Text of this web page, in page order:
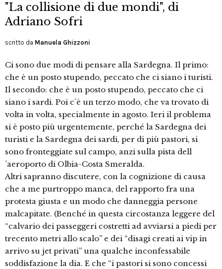
"La collisione di due mondi", di
Adriano Sofri
scritto da Manuela Ghizzoni
Ci sono due modi di pensare alla Sardegna. Il primo:
che è un posto stupendo, peccato che ci siano i turisti.
Il secondo: che è un posto stupendo, peccato che ci
siano i sardi. Poi c´è un terzo modo, che va trovato di
volta in volta, specialmente in agosto. Ieri il problema
si è posto più urgentemente, perché la Sardegna dei
turisti e la Sardegna dei sardi, per di più pastori, si
sono fronteggiate sul campo, anzi sulla pista dell
´aeroporto di Olbia-Costa Smeralda.
Altri sapranno discutere, con la cognizione di causa
che a me purtroppo manca, del rapporto fra una
protesta giusta e un modo che danneggia persone
malcapitate. (Benché in questa circostanza leggere del
“calvario dei passeggeri costretti ad avviarsi a piedi per
trecento metri allo scalo” e dei “disagi creati ai vip in
arrivo su jet privati” una qualche inconfessabile
soddisfazione la dia. E che “i pastori si sono concessi